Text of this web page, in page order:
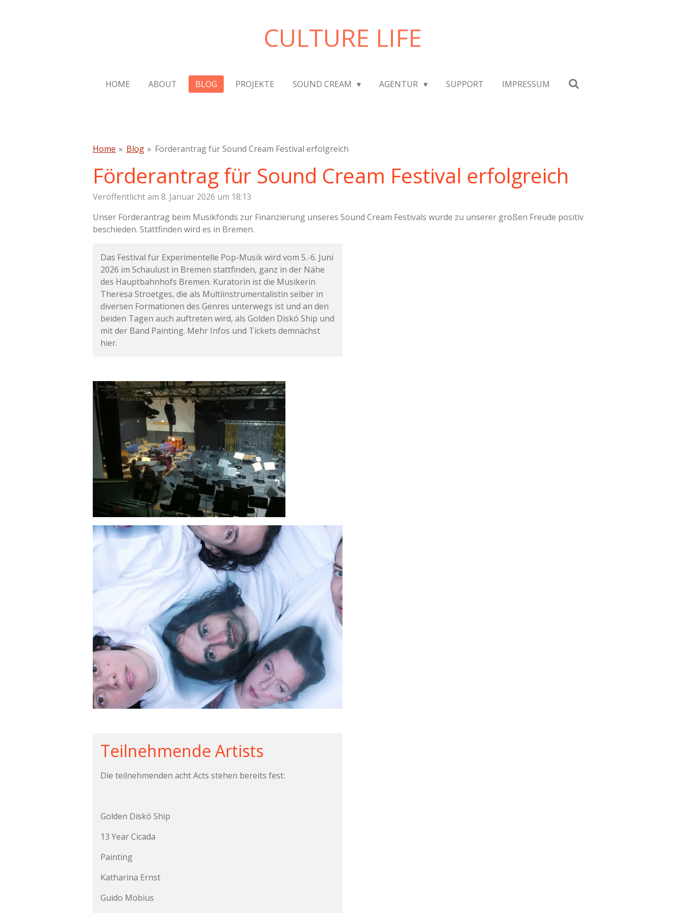
CULTURE LIFE
HOME ABOUT BLOG PROJEKTE SOUND CREAM AGENTUR SUPPORT IMPRESSUM
Home » Blog » Förderantrag für Sound Cream Festival erfolgreich
Förderantrag für Sound Cream Festival erfolgreich
Veröffentlicht am 8. Januar 2026 um 18:13
Unser Förderantrag beim Musikfonds zur Finanzierung unseres Sound Cream Festivals wurde zu unserer großen Freude positiv
beschieden. Stattfinden wird es in Bremen.
Das Festival für Experimentelle Pop-Musik wird vom 5.-6. Juni
2026 im Schaulust in Bremen stattfinden, ganz in der Nähe
des Hauptbahnhofs Bremen. Kuratorin ist die Musikerin
Theresa Stroetges, die als Multiinstrumentalistin selber in
diversen Formationen des Genres unterwegs ist und an den
beiden Tagen auch auftreten wird, als Golden Diskó Ship und
mit der Band Painting. Mehr Infos und Tickets demnächst
hier.
Teilnehmende Artists
Die teilnehmenden acht Acts stehen bereits fest:
Golden Diskó Ship
13 Year Cicada
Painting
Katharina Ernst
Guido Möbius